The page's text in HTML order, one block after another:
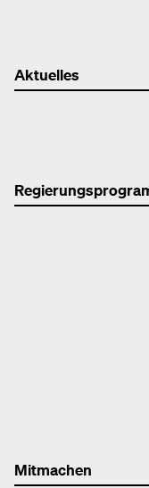
Aktuelles
Mitmachen